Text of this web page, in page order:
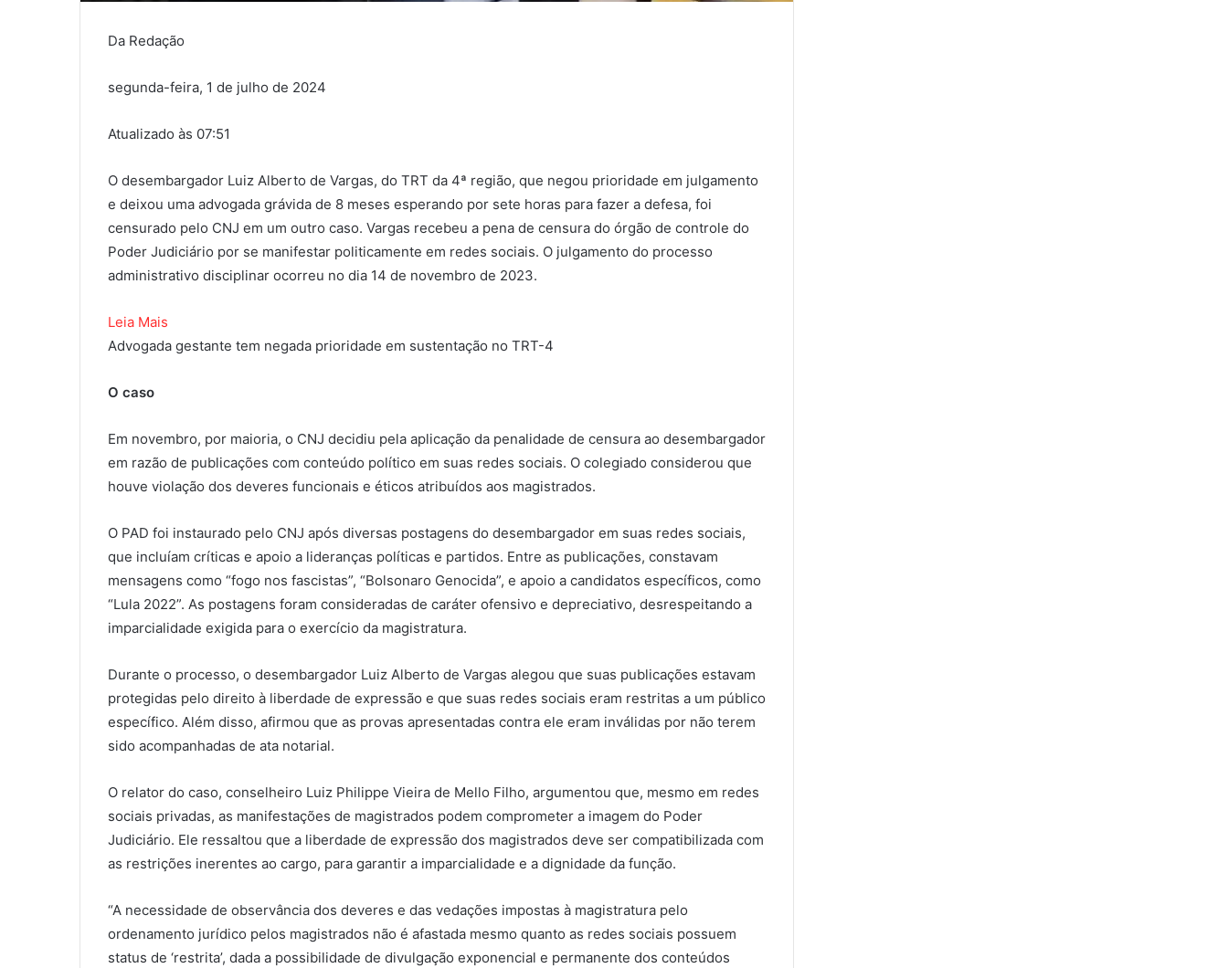
Da Redação
segunda-feira, 1 de julho de 2024
Atualizado às 07:51
O desembargador Luiz Alberto de Vargas, do TRT da 4ª região, que negou prioridade em julgamento
e deixou uma advogada grávida de 8 meses esperando por sete horas para fazer a defesa, foi
censurado pelo CNJ em um outro caso. Vargas recebeu a pena de censura do órgão de controle do
Poder Judiciário por se manifestar politicamente em redes sociais. O julgamento do processo
administrativo disciplinar ocorreu no dia 14 de novembro de 2023.
Leia Mais
Advogada gestante tem negada prioridade em sustentação no TRT-4
O caso
Em novembro, por maioria, o CNJ decidiu pela aplicação da penalidade de censura ao desembargador
em razão de publicações com conteúdo político em suas redes sociais. O colegiado considerou que
houve violação dos deveres funcionais e éticos atribuídos aos magistrados.
O PAD foi instaurado pelo CNJ após diversas postagens do desembargador em suas redes sociais,
que incluíam críticas e apoio a lideranças políticas e partidos. Entre as publicações, constavam
mensagens como “fogo nos fascistas”, “Bolsonaro Genocida”, e apoio a candidatos específicos, como
“Lula 2022”. As postagens foram consideradas de caráter ofensivo e depreciativo, desrespeitando a
imparcialidade exigida para o exercício da magistratura.
Durante o processo, o desembargador Luiz Alberto de Vargas alegou que suas publicações estavam
protegidas pelo direito à liberdade de expressão e que suas redes sociais eram restritas a um público
específico. Além disso, afirmou que as provas apresentadas contra ele eram inválidas por não terem
sido acompanhadas de ata notarial.
O relator do caso, conselheiro Luiz Philippe Vieira de Mello Filho, argumentou que, mesmo em redes
sociais privadas, as manifestações de magistrados podem comprometer a imagem do Poder
Judiciário. Ele ressaltou que a liberdade de expressão dos magistrados deve ser compatibilizada com
as restrições inerentes ao cargo, para garantir a imparcialidade e a dignidade da função.
“A necessidade de observância dos deveres e das vedações impostas à magistratura pelo
ordenamento jurídico pelos magistrados não é afastada mesmo quanto as redes sociais possuem
status de ‘restrita’, dada a possibilidade de divulgação exponencial e permanente dos conteúdos